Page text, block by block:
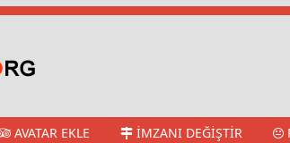
AVATAR EKLE İMZANI DEĞIŞTIR